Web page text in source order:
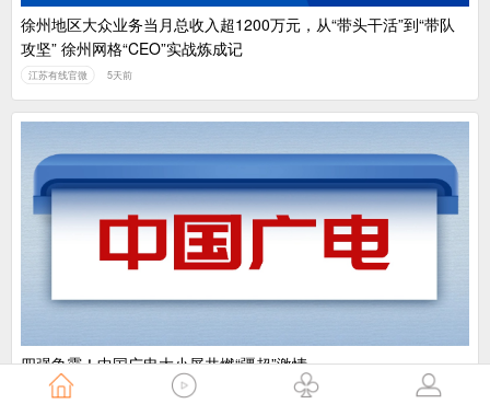
徐州地区大众业务当月总收入超1200万元，从“带头干活”到“带队
攻坚” 徐州网格“CEO”实战炼成记
江苏有线官微 5天前
​四强争霸！中国广电大小屏共燃“疆超”激情
中国广电